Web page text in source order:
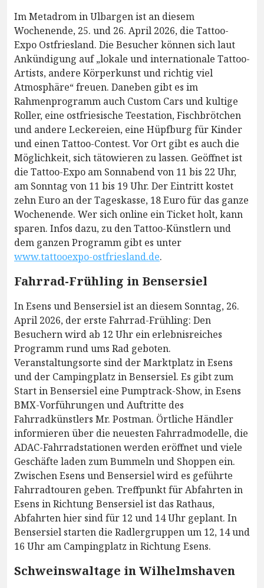
Im Metadrom in Ulbargen ist an diesem
Wochenende, 25. und 26. April 2026, die Tattoo-
Expo Ostfriesland. Die Besucher können sich laut
Ankündigung auf „lokale und internationale Tattoo-
Artists, andere Körperkunst und richtig viel
Atmosphäre“ freuen. Daneben gibt es im
Rahmenprogramm auch Custom Cars und kultige
Roller, eine ostfriesische Teestation, Fischbrötchen
und andere Leckereien, eine Hüpfburg für Kinder
und einen Tattoo-Contest. Vor Ort gibt es auch die
Möglichkeit, sich tätowieren zu lassen. Geöffnet ist
die Tattoo-Expo am Sonnabend von 11 bis 22 Uhr,
am Sonntag von 11 bis 19 Uhr. Der Eintritt kostet
zehn Euro an der Tageskasse, 18 Euro für das ganze
Wochenende. Wer sich online ein Ticket holt, kann
sparen. Infos dazu, zu den Tattoo-Künstlern und
dem ganzen Programm gibt es unter
www.tattooexpo-ostfriesland.de.
Fahrrad-Frühling in Bensersiel
In Esens und Bensersiel ist an diesem Sonntag, 26.
April 2026, der erste Fahrrad-Frühling: Den
Besuchern wird ab 12 Uhr ein erlebnisreiches
Programm rund ums Rad geboten.
Veranstaltungsorte sind der Marktplatz in Esens
und der Campingplatz in Bensersiel. Es gibt zum
Start in Bensersiel eine Pumptrack-Show, in Esens
BMX-Vorführungen und Auftritte des
Fahrradkünstlers Mr. Postman. Örtliche Händler
informieren über die neuesten Fahrradmodelle, die
ADAC-Fahrradstationen werden eröffnet und viele
Geschäfte laden zum Bummeln und Shoppen ein.
Zwischen Esens und Bensersiel wird es geführte
Fahrradtouren geben. Treffpunkt für Abfahrten in
Esens in Richtung Bensersiel ist das Rathaus,
Abfahrten hier sind für 12 und 14 Uhr geplant. In
Bensersiel starten die Radlergruppen um 12, 14 und
16 Uhr am Campingplatz in Richtung Esens.
Schweinswaltage in Wilhelmshaven